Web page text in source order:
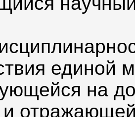
единой
на
и